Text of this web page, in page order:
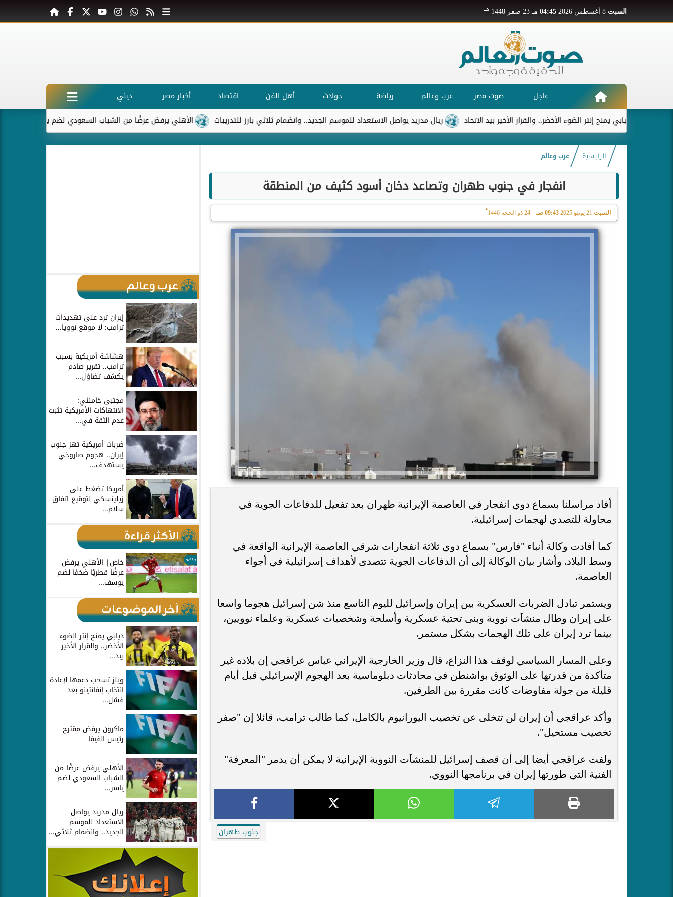
السبت 04:45 مـ 23 صفر 1448 هـ
عاجل صوت مصر عرب وعالم رياضة حوادث أهل الفن اقتصاد أخبار مصر
ديني
الأهلي يرفض عرضًا من الشباب السعودي لضم ياسر إبراهيم ريال مدريد يواصل الاستعداد للموسم الجديد.. وانضمام ثلاثي بارز للتدريبات ديابي يمنح إنتر الضوء الأخضر.. والقرار الأخير بيد الاتحاد
الرئيسية عرب وعالم
انفجار في جنوب طهران وتصاعد دخان أسود كثيف من المنطقة
السبت 09:43 صـ 24 ذو الحجة 1446
هـ
أفاد مراسلنا بسماع دوي انفجار في العاصمة الإيرانية طهران بعد تفعيل للدفاعات الجوية في
محاولة للتصدي لهجمات إسرائيلية.
كما أفادت وكالة أنباء "فارس" بسماع دوي ثلاثة انفجارات شرقي العاصمة الإيرانية الواقعة في
وسط البلاد. وأشار بيان الوكالة إلى أن الدفاعات الجوية تتصدى لأهداف إسرائيلية في أجواء
العاصمة.
ويستمر تبادل الضربات العسكرية بين إيران وإسرائيل لليوم التاسع منذ شن إسرائيل هجوما واسعا
على إيران وطال منشآت نووية وبنى تحتية عسكرية وأسلحة وشخصيات عسكرية وعلماء نوويين،
بينما ترد إيران على تلك الهجمات بشكل مستمر.
وعلى المسار السياسي لوقف هذا النزاع، قال وزير الخارجية الإيراني عباس عراقجي إن بلاده غير
متأكدة من قدرتها على الوثوق بواشنطن في محادثات دبلوماسية بعد الهجوم الإسرائيلي قبل أيام
قليلة من جولة مفاوضات كانت مقررة بين الطرفين.
وأكد عراقجي أن إيران لن تتخلى عن تخصيب اليورانيوم بالكامل، كما طالب ترامب، قائلا إن "صفر
تخصيب مستحيل".
ولفت عراقجي أيضا إلى أن قصف إسرائيل للمنشآت النووية الإيرانية لا يمكن أن يدمر "المعرفة"
الفنية التي طورتها إيران في برنامجها النووي.
جنوب طهران
عرب وعالم
إيران ترد على تهديدات
ترامب: لا موقع نوويا...
هشاشة أمريكية بسبب
ترامب.. تقرير صادم
يكشف تضاؤل...
مجتبى خامنئي:
الانتهاكات الأمريكية تثبت
عدم الثقة في...
ضربات أمريكية تهز جنوب
إيران.. هجوم صاروخي
يستهدف...
أمريكا تضغط على
زيلينسكي لتوقيع اتفاق
سلام...
الأكثر قراءة
رياضة خاص| الأهلي يرفض
عرضًا قطريًا ضخمًا لضم
يوسف...
آخر الموضوعات
ديابي يمنح إنتر الضوء
الأخضر.. والقرار الأخير
بيد...
ويلز تسحب دعمها لإعادة
انتخاب إنفانتينو بعد
فشل...
ماكرون يرفض مقترح
رئيس الفيفا
الأهلي يرفض عرضًا من
الشباب السعودي لضم
ياسر...
ريال مدريد يواصل
الاستعداد للموسم
الجديد.. وانضمام ثلاثي...